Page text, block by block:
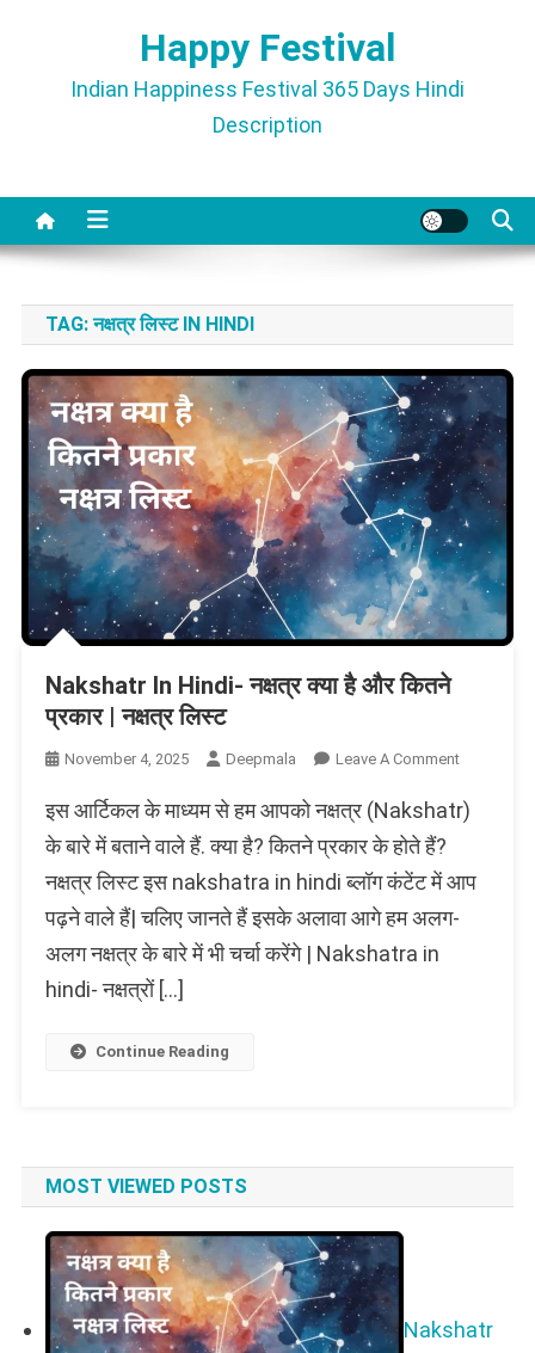
content
Happy Festival
Indian Happiness Festival 365 Days Hindi
Description
TAG:नक्षत्र लिस्ट IN HINDI
Nakshatr In Hindi- नक्षत्र क्या है और कितने
प्रकार | नक्षत्र लिस्ट
November 4, 2025 Deepmala Leave A CommentOn
In
क्या
इस आर्टिकल के माध्यम से हम आपको नक्षत्र (Nakshatr)
के बारे में बताने वाले हैं. क्या है? कितने प्रकार के होते हैं?
नक्षत्र लिस्ट इस nakshatra in hindi ब्लॉग कंटेंट में आप
पढ़ने वाले हैं| चलिए जानते हैं इसके अलावा आगे हम अलग-
अलग नक्षत्र के बारे में भी चर्चा करेंगे | Nakshatra in
hindi- नक्षत्रों […]
Continue Reading
MOST VIEWED POSTS
Nakshatr